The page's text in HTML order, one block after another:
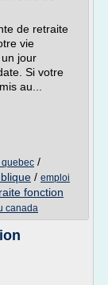
de retraite
vie
jour
Si votre
au...
/
/ emploi
fonction
canada